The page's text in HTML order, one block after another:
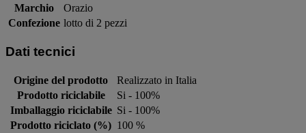
Marchio
Orazio
Confezione lotto di 2 pezzi
Dati tecnici
Origine del prodotto
Realizzato in Italia
Prodotto riciclabile
Si - 100%
Imballaggio riciclabile Si - 100%
Prodotto riciclato (%) 100 %